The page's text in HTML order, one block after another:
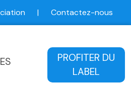
| Contactez-nous
PROFITER DU
LABEL